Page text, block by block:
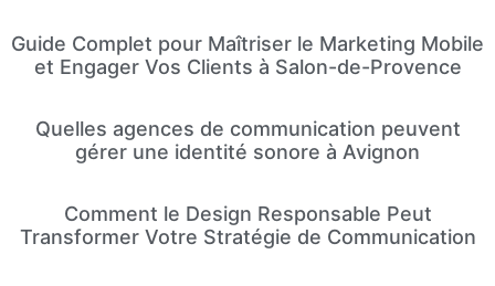
Guide Complet pour Maîtriser le Marketing Mobile
et Engager Vos Clients à Salon-de-Provence
Quelles agences de communication peuvent
gérer une identité sonore à Avignon
Comment le Design Responsable Peut
Transformer Votre Stratégie de Communication